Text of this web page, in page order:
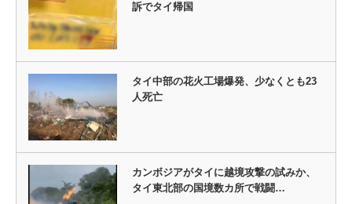
訴でタイ帰国
タイ中部の花火工場爆発、少なくとも23
人死亡
カンボジアがタイに越境攻撃の試みか、
タイ東北部の国境数カ所で戦闘…